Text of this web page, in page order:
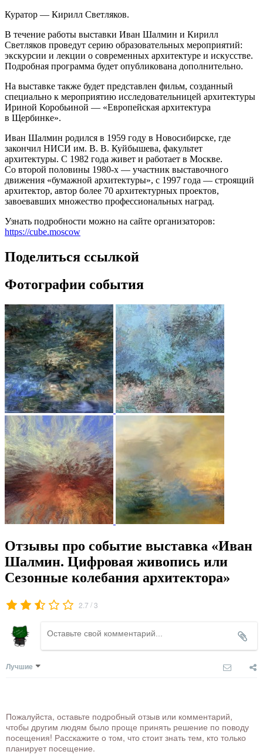
Куратор — Кирилл Светляков.
В течение работы выставки Иван Шалмин и Кирилл
Светляков проведут серию образовательных мероприятий:
экскурсии и лекции о современных архитектуре и искусстве.
Подробная программа будет опубликована дополнительно.
На выставке также будет представлен фильм, созданный
специально к мероприятию исследовательницей архитектуры
Ириной Коробьиной — «Европейская архитектура
в Щербинке».
Иван Шалмин родился в 1959 году в Новосибирске, где
закончил НИСИ им. В. В. Куйбышева, факультет
архитектуры. С 1982 года живет и работает в Москве.
Со второй половины 1980-х — участник выставочного
движения «бумажной архитектуры», с 1997 года — строящий
архитектор, автор более 70 архитектурных проектов,
завоевавших множество профессиональных наград.
Узнать подробности можно на сайте организаторов:
https://cube.moscow
Поделиться ссылкой
Фотографии события
Отзывы про событие выставка «Иван
Шалмин. Цифровая живопись или
Сезонные колебания архитектора»
2.7 /3
Лучшие
Пожалуйста, оставьте подробный отзыв или комментарий,
чтобы другим людям было проще принять решение по поводу
посещения! Расскажите о том, что стоит знать тем, кто только
планирует посещение.